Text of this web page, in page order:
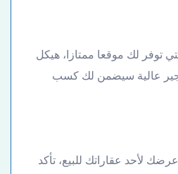
توفر لك موقعا ممتازا، هيكل
عالية سيضمن لك كسب
لأحد عقاراتك للبيع، تأكد